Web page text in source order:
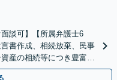
談可】【所属弁護士6
書作成、相続放棄、民事
産の相続等につき豊富な
】